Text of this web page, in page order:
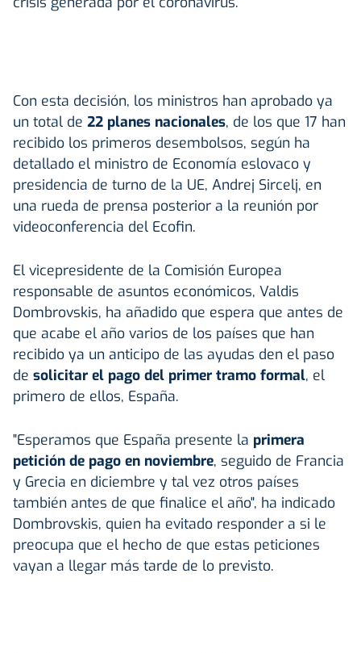
Con esta decisión, los ministros han aprobado ya
un total de 22 planes nacionales, de los que 17 han
recibido los primeros desembolsos, según ha
detallado el ministro de Economía eslovaco y
presidencia de turno de la UE, Andrej Sircelj, en
una rueda de prensa posterior a la reunión por
videoconferencia del Ecofin.
El vicepresidente de la Comisión Europea
responsable de asuntos económicos, Valdis
Dombrovskis, ha añadido que espera que antes de
que acabe el año varios de los países que han
recibido ya un anticipo de las ayudas den el paso
de solicitar el pago del primer tramo formal, el
primero de ellos, España.
"Esperamos que España presente la primera
petición de pago en noviembre, seguido de Francia
y Grecia en diciembre y tal vez otros países
también antes de que finalice el año", ha indicado
Dombrovskis, quien ha evitado responder a si le
preocupa que el hecho de que estas peticiones
vayan a llegar más tarde de lo previsto.